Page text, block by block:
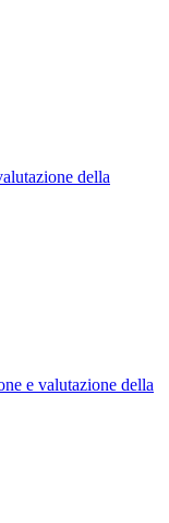
della
e valutazione della